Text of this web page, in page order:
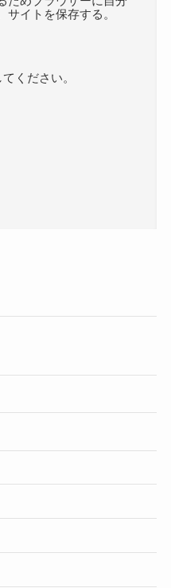
サイトを保存する。
ください。